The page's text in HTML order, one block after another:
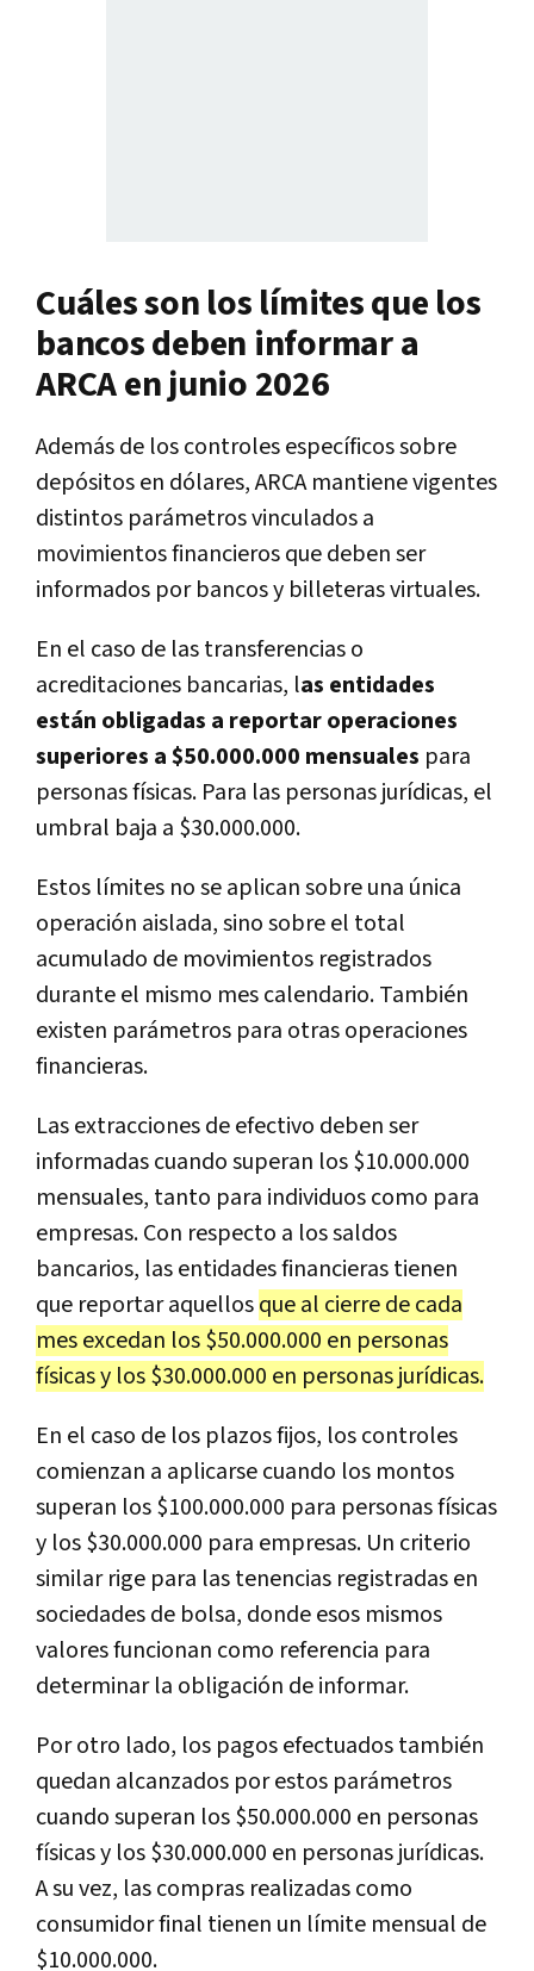
Cuáles son los límites que los
bancos deben informar a
ARCA en junio 2026
Además de los controles específicos sobre
depósitos en dólares, ARCA mantiene vigentes
distintos parámetros vinculados a
movimientos financieros que deben ser
informados por bancos y billeteras virtuales.
En el caso de las transferencias o
acreditaciones bancarias, las entidades
están obligadas a reportar operaciones
superiores a $50.000.000 mensuales para
personas físicas. Para las personas jurídicas, el
umbral baja a $30.000.000.
Estos límites no se aplican sobre una única
operación aislada, sino sobre el total
acumulado de movimientos registrados
durante el mismo mes calendario. También
existen parámetros para otras operaciones
financieras.
Las extracciones de efectivo deben ser
informadas cuando superan los $10.000.000
mensuales, tanto para individuos como para
empresas. Con respecto a los saldos
bancarios, las entidades financieras tienen
que reportar aquellosque al cierre de cada
mes excedan los $50.000.000 en personas
físicas y los $30.000.000 en personas jurídicas.
En el caso de los plazos fijos, los controles
comienzan a aplicarse cuando los montos
superan los $100.000.000 para personas físicas
y los $30.000.000 para empresas. Un criterio
similar rige para las tenencias registradas en
sociedades de bolsa, donde esos mismos
valores funcionan como referencia para
determinar la obligación de informar.
Por otro lado, los pagos efectuados también
quedan alcanzados por estos parámetros
cuando superan los $50.000.000 en personas
físicas y los $30.000.000 en personas jurídicas.
A su vez, las compras realizadas como
consumidor final tienen un límite mensual de
$10.000.000.